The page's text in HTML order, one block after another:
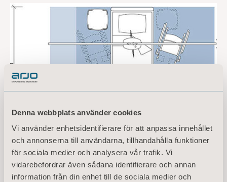
Denna webbplats använder cookies
Vi använder enhetsidentifierare för att anpassa innehållet
och annonserna till användarna, tillhandahålla funktioner
för sociala medier och analysera vår trafik. Vi
vidarebefordrar även sådana identifierare och annan
information från din enhet till de sociala medier och